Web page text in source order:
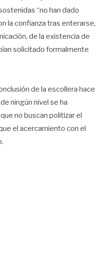
“no han dado
la confianza tras enterarse,
de la existencia de
solicitado formalmente
de la escollera hace
ningún nivel se ha
no buscan politizar el
el acercamiento con el